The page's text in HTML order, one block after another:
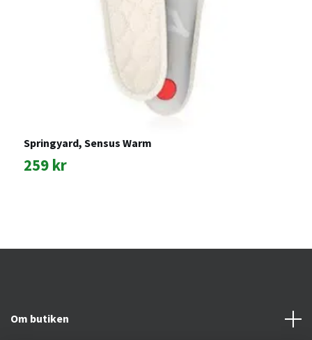
Springyard, Sensus Warm
259 kr
Om butiken